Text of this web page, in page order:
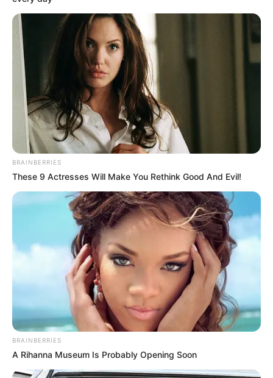
Serem! 9 Chat Ojek Online &
Pelanggan Ini Bikin Auto
Merinding
Bikin Ngakak, 10 Potret
Cosplay Murah Pakai Bahan
BRAINBERRIES
These 9 Actresses Will Make You Rethink Good And Evil!
BRAINBERRIES
A Rihanna Museum Is Probably Opening Soon